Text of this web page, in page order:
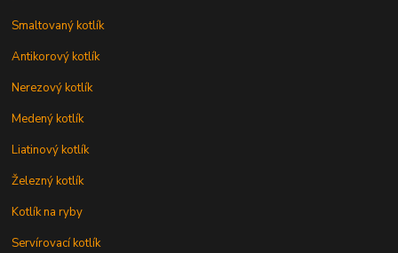
Smaltovaný kotlík
Antikorový kotlík
Nerezový kotlík
Medený kotlík
Liatinový kotlík
Železný kotlík
Kotlík na ryby
Servírovací kotlík